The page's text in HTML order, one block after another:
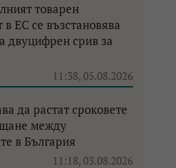
товарен
в ЕС се възстановява
двуцифрен срив за
11:38, 05.08.2026
да растат сроковете
между
в България
11:18, 03.08.2026